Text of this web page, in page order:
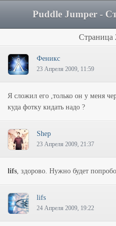
Страница
Феникс
23 Апреля 2009, 11:59
Я сложил его ,только он у меня
куда фотку кидать надо ?
Shep
23 Апреля 2009, 21:37
lifs, здорово. Нужно будет
lifs
24 Апреля 2009, 19:22